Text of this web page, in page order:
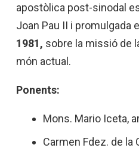
apostòlica post-sinodal
Joan Pau II i promulgada el
1981, sobre la missió de
món actual.
Ponents:
Mons. Mario Iceta,
Carmen Fdez. de la